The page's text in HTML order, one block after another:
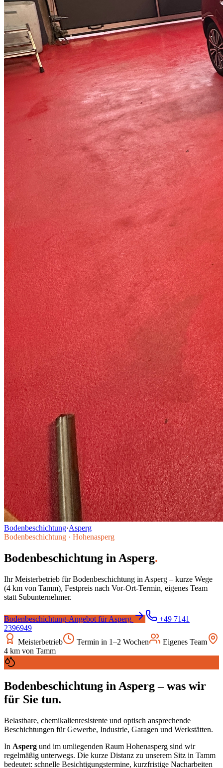
Bodenbeschichtung·Asperg
Bodenbeschichtung · Hohenasperg
Bodenbeschichtung in Asperg.
Ihr Meisterbetrieb fürBodenbeschichtung in Asperg – kurze Wege
(4 km von Tamm), Festpreis nach Vor-Ort-Termin, eigenes Team
statt Subunternehmer.
Bodenbeschichtung-Angebot fürAsperg
+49 7141
2396949
Meisterbetrieb
Termin in 1–2 Wochen
Eigenes Team
4 km von Tamm
Bodenbeschichtung in Asperg– was wir
für Sie tun.
Belastbare, chemikalienresistente und optisch ansprechende
Beschichtungen für Gewerbe, Industrie, Garagen und Werkstätten.
In Asperg und im umliegenden Raum Hohenasperg sind wir
regelmäßig unterwegs. Die kurze Distanz zu unserem Sitz in Tamm
bedeutet: schnelle Besichtigungstermine, kurzfristige Nacharbeiten